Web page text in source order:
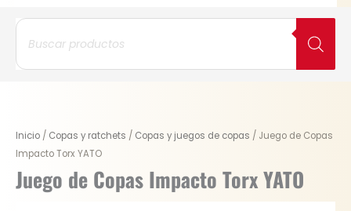
Búsqueda
productos
Inicio / Copas y ratchets / Copas y juegos de copas / Juego de Copas
Impacto Torx YATO
Juego de Copas Impacto Torx YATO
Original
price
was:
$ 112.800.
Current
price
is:
$ 84.600.
Juego
de
Copas
Impacto